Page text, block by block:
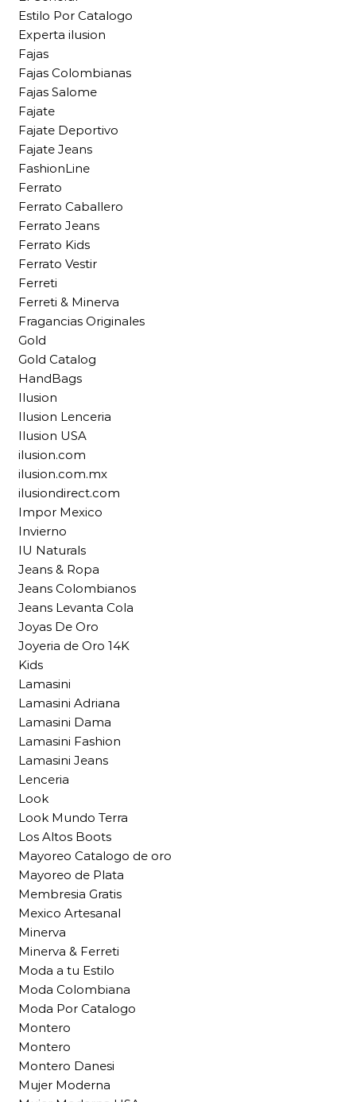
Estilo Por Catalogo
Experta ilusion
Fajas
Fajas Colombianas
Fajas Salome
Fajate
Fajate Deportivo
Fajate Jeans
FashionLine
Ferrato
Ferrato Caballero
Ferrato Jeans
Ferrato Kids
Ferrato Vestir
Ferreti
Ferreti & Minerva
Fragancias Originales
Gold
Gold Catalog
HandBags
Ilusion
Ilusion Lenceria
Ilusion USA
ilusion.com
ilusion.com.mx
ilusiondirect.com
Impor Mexico
Invierno
IU Naturals
Jeans & Ropa
Jeans Colombianos
Jeans Levanta Cola
Joyas De Oro
Joyeria de Oro 14K
Kids
Lamasini
Lamasini Adriana
Lamasini Dama
Lamasini Fashion
Lamasini Jeans
Lenceria
Look
Look Mundo Terra
Los Altos Boots
Mayoreo Catalogo de oro
Mayoreo de Plata
Membresia Gratis
Mexico Artesanal
Minerva
Minerva & Ferreti
Moda a tu Estilo
Moda Colombiana
Moda Por Catalogo
Montero
Montero
Montero Danesi
Mujer Moderna